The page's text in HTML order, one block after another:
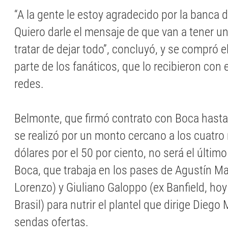
“A la gente le estoy agradecido por la banca
Quiero darle el mensaje de que van a tener
tratar de dejar todo”, concluyó, y se compró
parte de los fanáticos, que lo recibieron con
redes.
Belmonte, que firmó contrato con Boca
se realizó por un monto cercano a los
dólares por el 50 por ciento, no será el
Boca, que trabaja en los pases de Agustín
Lorenzo) y Giuliano Galoppo (ex Banfield,
Brasil) para nutrir el plantel que dirige Diego
sendas ofertas.